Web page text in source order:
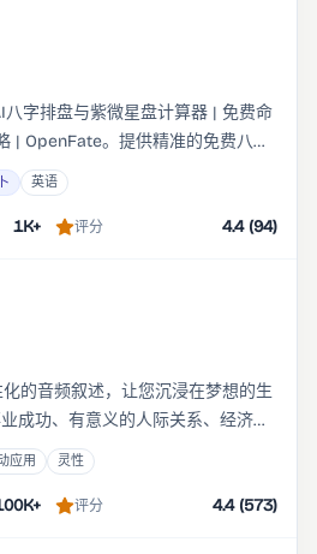
字排盘与紫微星盘计算器 | 免费命
| OpenFate。提供精准的免费八
盘排盘。
英语
1K+ 评分 4.4 (94)
的音频叙述，让您沉浸在梦想的生
成功、有意义的人际关系、经济富
每一个肯定和音频体验都是根据您
为您生成的。
应用 灵性
评分 4.4 (573)